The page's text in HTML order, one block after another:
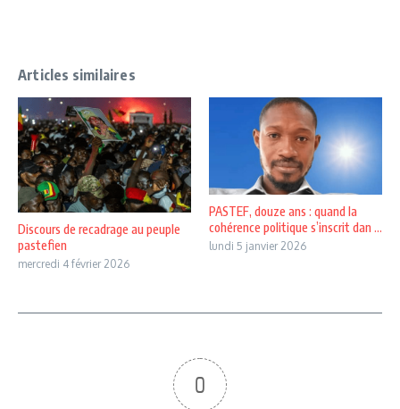
Articles similaires
Discours de recadrage au peuple
pastefien
mercredi 4 février 2026
PASTEF, douze ans : quand la
cohérence politique s’inscrit dan ...
lundi 5 janvier 2026
0